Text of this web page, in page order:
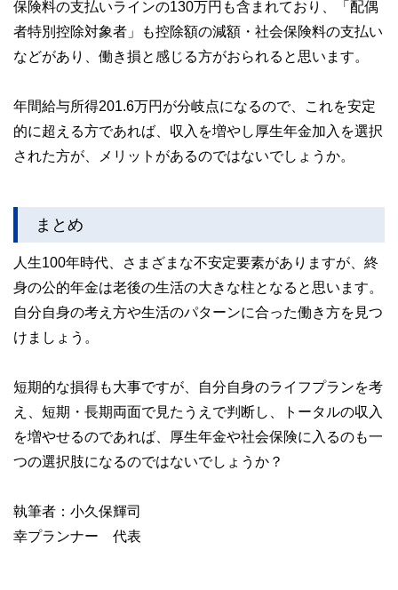
保険料の支払いラインの130万円も含まれており、「配偶
者特別控除対象者」も控除額の減額・社会保険料の支払い
などがあり、働き損と感じる方がおられると思います。
年間給与所得201.6万円が分岐点になるので、これを安定
的に超える方であれば、収入を増やし厚生年金加入を選択
された方が、メリットがあるのではないでしょうか。
まとめ
人生100年時代、さまざまな不安定要素がありますが、終
身の公的年金は老後の生活の大きな柱となると思います。
自分自身の考え方や生活のパターンに合った働き方を見つ
けましょう。
短期的な損得も大事ですが、自分自身のライフプランを考
え、短期・長期両面で見たうえで判断し、トータルの収入
を増やせるのであれば、厚生年金や社会保険に入るのも一
つの選択肢になるのではないでしょうか？
執筆者：小久保輝司
幸プランナー 代表